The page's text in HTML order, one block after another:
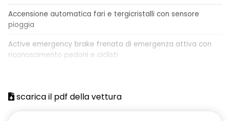
Accensione automatica fari e tergicristalli con sensore
pioggia
Active emergency brake frenata di emergenza attiva con
riconoscimento pedoni e ciclisti
Airbag laterali a tendina anteriori e posteriori
scarica il pdf della vettura